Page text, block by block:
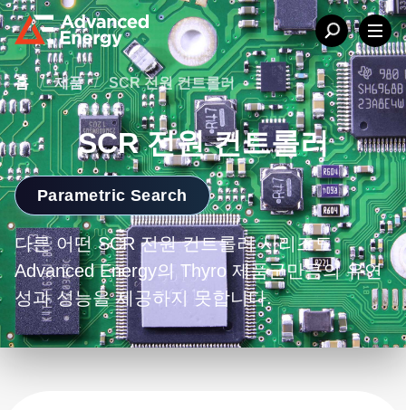
홈 / 제품 / SCR 전원 컨트롤러
SCR 전원 컨트롤러
Parametric Search
다른 어떤 SCR 전원 컨트롤러 시리즈도
Advanced Energy의 Thyro 제품군만큼의 유연
성과 성능을 제공하지 못합니다.